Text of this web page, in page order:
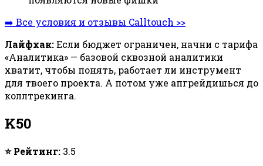
➡️ Все условия и отзывы Calltouch >>
Лайфхак:Если бюджет ограничен, начни с тарифа
«Аналитика» — базовой сквозной аналитики
хватит, чтобы понять, работает ли инструмент
для твоего проекта. А потом уже апгрейдишься до
коллтрекинга.
K50
⭐ Рейтинг: 3.5